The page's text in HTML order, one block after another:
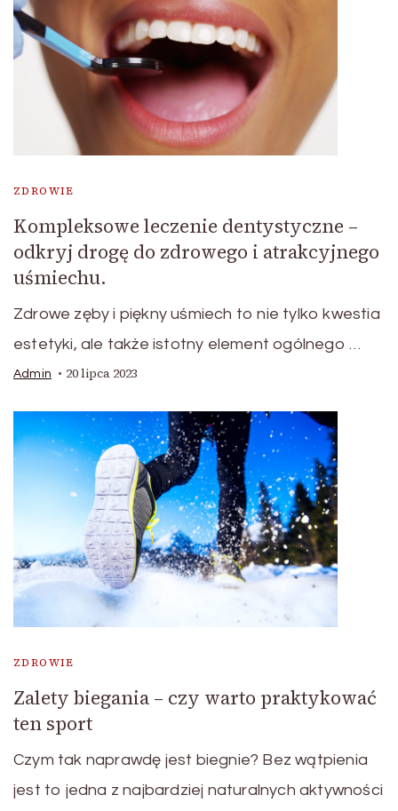
ZDROWIE
Kompleksowe leczenie dentystyczne –
odkryj drogę do zdrowego i atrakcyjnego
uśmiechu.
Zdrowe zęby i piękny uśmiech to nie tylko kwestia
estetyki, ale także istotny element ogólnego …
Admin 20 lipca 2023
ZDROWIE
Zalety biegania – czy warto praktykować
ten sport
Czym tak naprawdę jest biegnie? Bez wątpienia
jest to jedna z najbardziej naturalnych aktywności